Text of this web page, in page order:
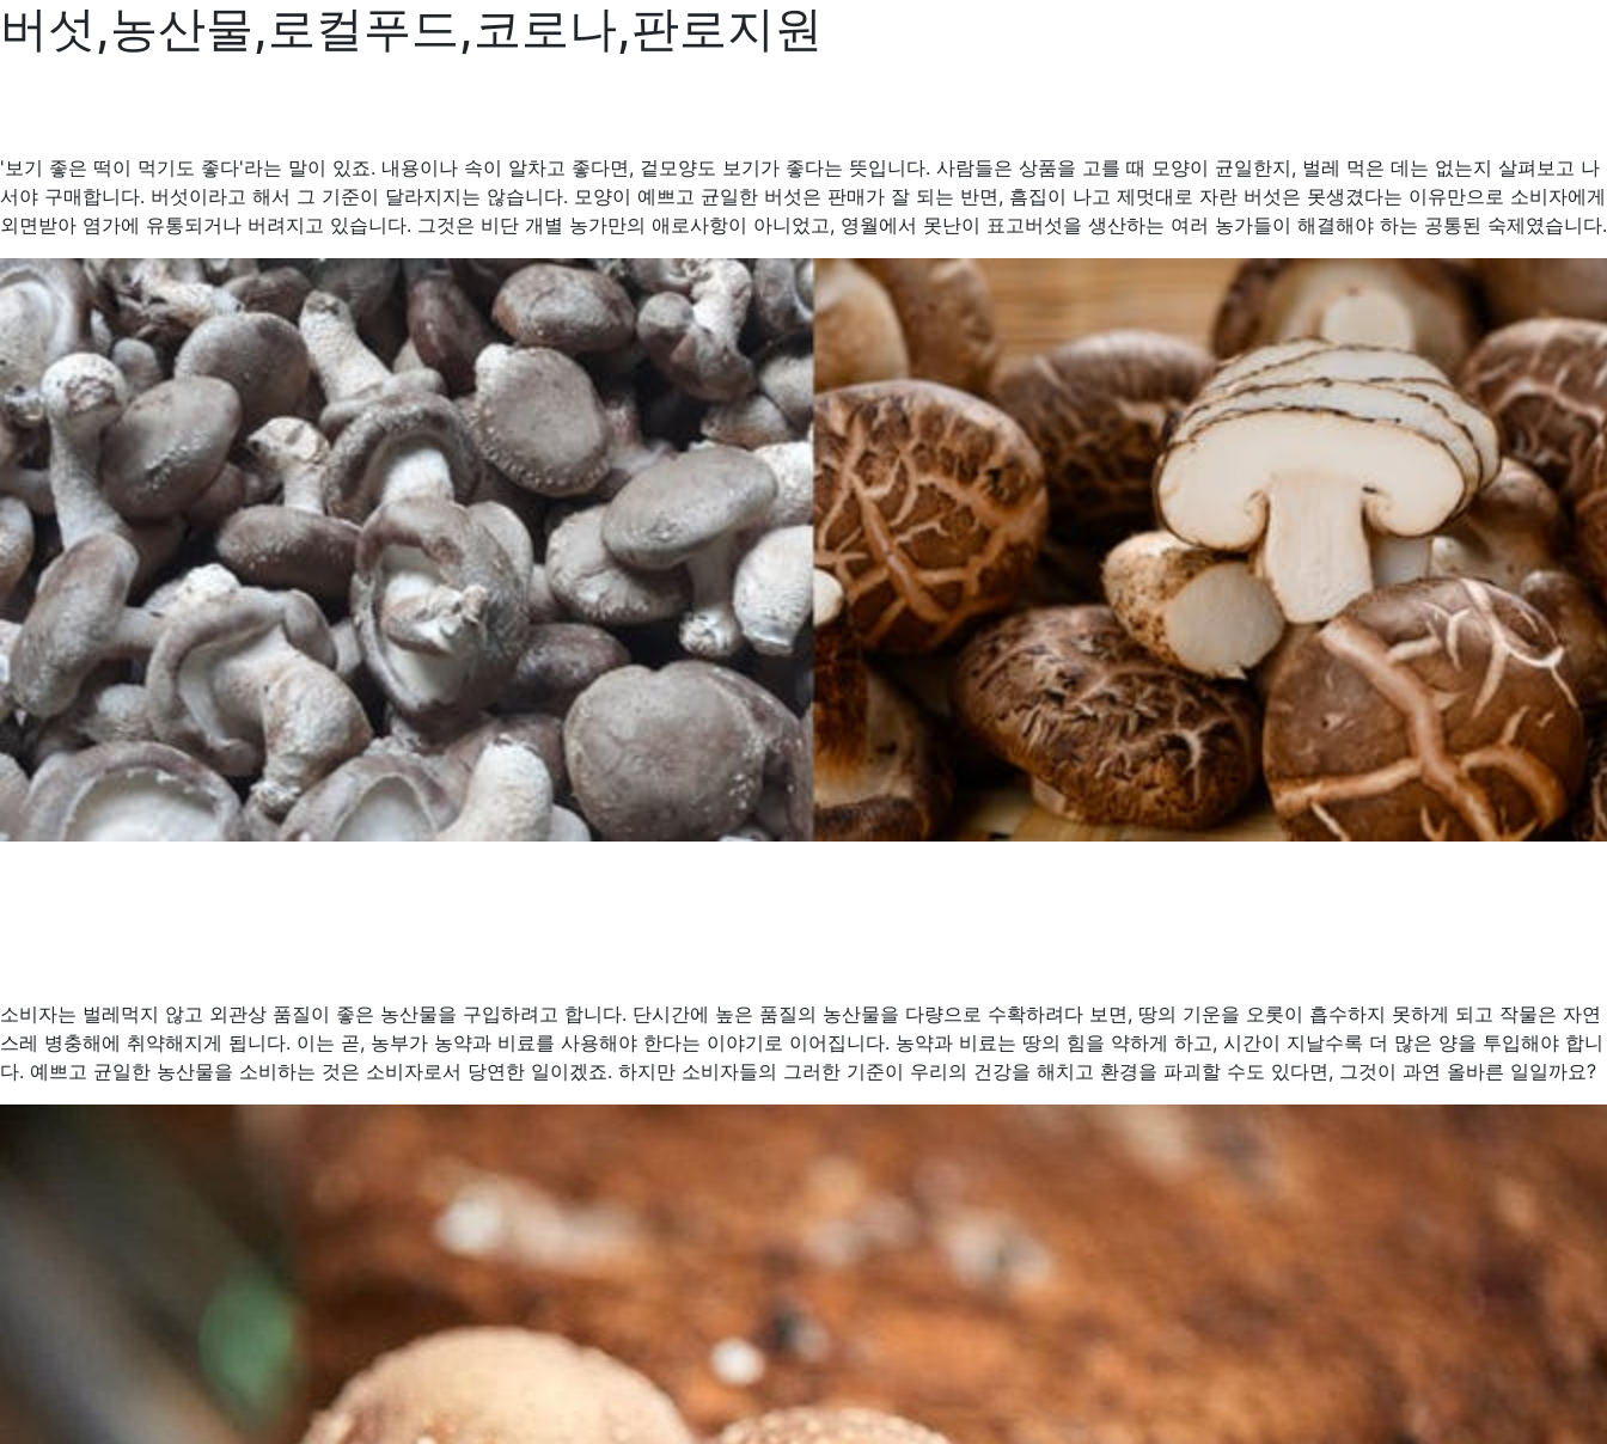
버섯,농산물,로컬푸드,코로나,판로지원
'보기 좋은 떡이 먹기도 좋다'라는 말이 있죠. 내용이나 속이 알차고 좋다면, 겉모양도 보기가 좋다는 뜻입니다. 사람들은 상품을 고를 때 모양이 균일한지, 벌레 먹은 데는 없는지 살펴보고 나
서야 구매합니다. 버섯이라고 해서 그 기준이 달라지지는 않습니다. 모양이 예쁘고 균일한 버섯은 판매가 잘 되는 반면, 흠집이 나고 제멋대로 자란 버섯은 못생겼다는 이유만으로 소비자에게
외면받아 염가에 유통되거나 버려지고 있습니다. 그것은 비단 개별 농가만의 애로사항이 아니었고, 영월에서 못난이 표고버섯을 생산하는 여러 농가들이 해결해야 하는 공통된 숙제였습니다.
소비자는 벌레먹지 않고 외관상 품질이 좋은 농산물을 구입하려고 합니다. 단시간에 높은 품질의 농산물을 다량으로 수확하려다 보면, 땅의 기운을 오롯이 흡수하지 못하게 되고 작물은 자연
스레 병충해에 취약해지게 됩니다. 이는 곧, 농부가 농약과 비료를 사용해야 한다는 이야기로 이어집니다. 농약과 비료는 땅의 힘을 약하게 하고, 시간이 지날수록 더 많은 양을 투입해야 합니
다. 예쁘고 균일한 농산물을 소비하는 것은 소비자로서 당연한 일이겠죠. 하지만 소비자들의 그러한 기준이 우리의 건강을 해치고 환경을 파괴할 수도 있다면, 그것이 과연 올바른 일일까요?